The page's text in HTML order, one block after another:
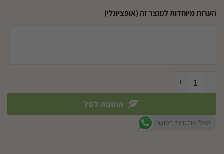
הערות מיוחדות למוצר זה (אופציונלי)
כמות של תוכי סולארי לגינה
הוספה לסל
שאלו אותנו על המוצר